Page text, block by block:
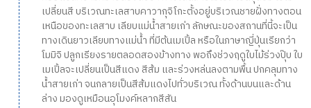
เปลี่ยนสี บริเวณทะเลสาบคาวากุจิโกะตั้งอยู่บริเวณชายฝั่งทางตอน
เหนือของทะเลสาบ เลียบแม่น้ำสายเก่า ลักษณะของสถานที่นี้จะเป็น
ทางเดินยาวเลียบทางแม่น้ำ ที่มีต้นเมเปิ้ล หรือในภาษาญี่ปุ่นเรียกว่า
โมมิจิ ปลูกเรียงรายตลอดสองข้างทาง พอถึงช่วงฤดูใบไม้ร่วงปุ๊บ ใบ
เมเปิ้ลจะเปลี่ยนเป็นสีแดง สีส้ม และร่วงหล่นลงตามพื้น ปกคลุมทาง
น้ำสายเก่า จนกลายเป็นสีส้มแดงไปทั่วบริเวณ ทั้งด้านบนและด้าน
ล่าง มองดูเหมือนอุโมงค์หลากสีสัน